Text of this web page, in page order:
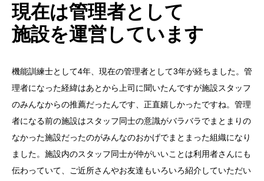
現在は管理者として
施設を運営しています
機能訓練士として4年、現在の管理者として3年が経ちました。管
理者になった経緯はあとから上司に聞いたんですが施設スタッフ
のみんなからの推薦だったんです、正直嬉しかったですね。管理
者になる前の施設はスタッフ同士の意識がバラバラでまとまりの
なかった施設だったのがみんなのおかげでまとまった組織になり
ました。施設内のスタッフ同士が仲がいいことは利用者さんにも
伝わっていて、ご近所さんやお友達もいろいろ紹介していただい